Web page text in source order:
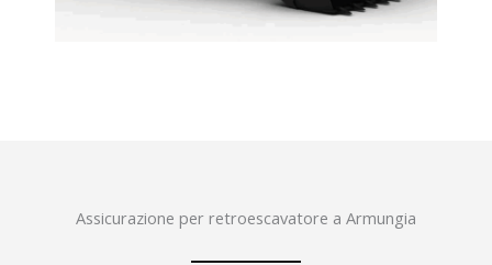
Assicurazione per retroescavatore a Armungia